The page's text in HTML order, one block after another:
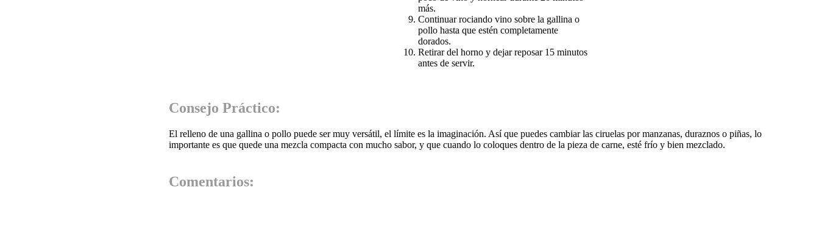
más.
Continuar rociando vino sobre la gallina o
pollo hasta que estén completamente
dorados.
Retirar del horno y dejar reposar 15 minutos
antes de servir.
Consejo Práctico:
El relleno de una gallina o pollo puede ser muy versátil, el límite es la imaginación. Así que puedes cambiar las ciruelas por manzanas, duraznos o piñas, lo
importante es que quede una mezcla compacta con mucho sabor, y que cuando lo coloques dentro de la pieza de carne, esté frío y bien mezclado.
Comentarios: